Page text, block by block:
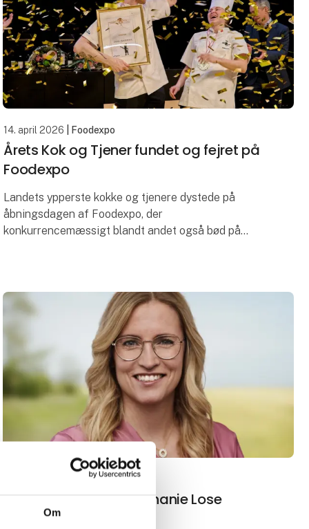
Om
14. april 2026 | Foodexpo
Årets Kok og Tjener fundet og fejret på
Foodexpo
Landets ypperste kokke og tjenere dystede på
åbningsdagen af Foodexpo, der
konkurrencemæssigt blandt andet også bød på
| Foodexpo
Økonomiminister Stephanie Lose
besøger Foodexpo